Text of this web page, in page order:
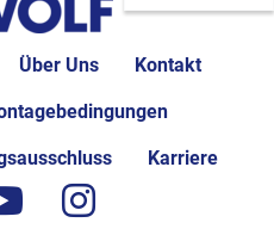
Über Uns Kontakt
Karriere
youtubeinstagram